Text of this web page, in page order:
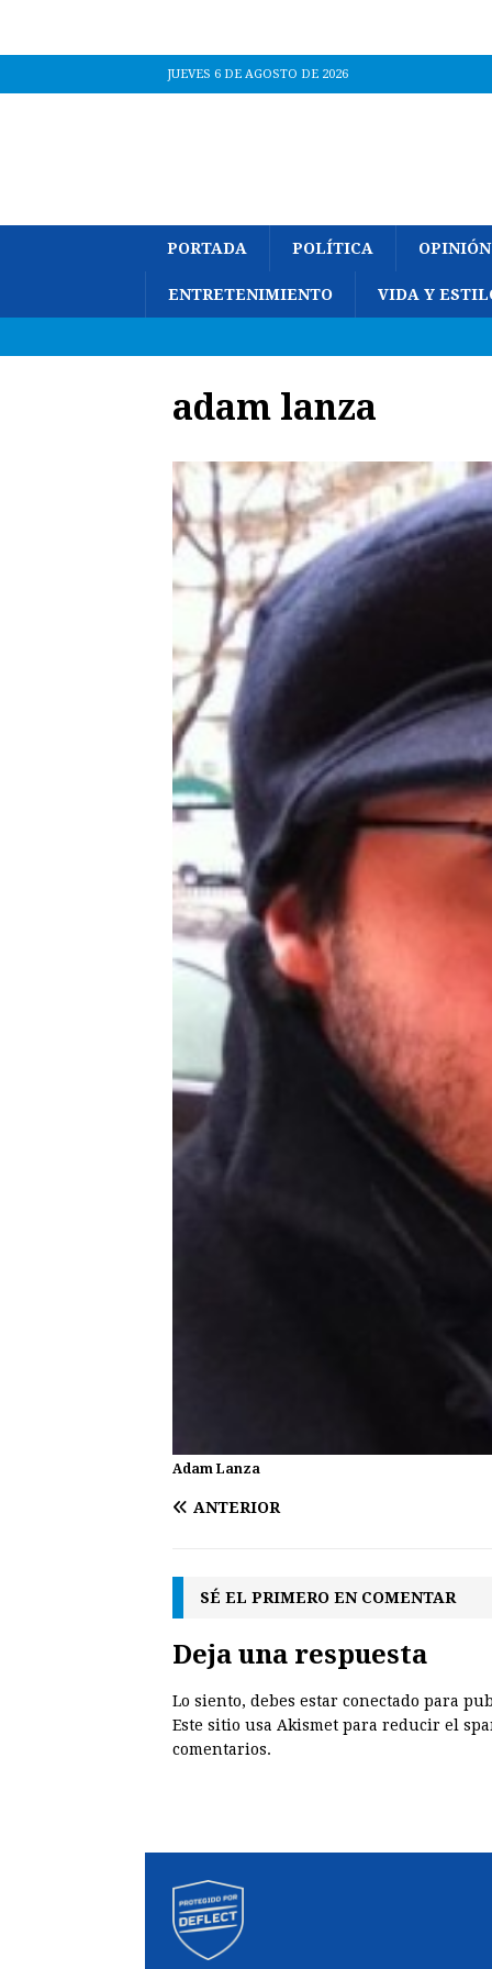
JUEVES 6 DE AGOSTO DE 2026
PORTADA POLÍTICA OPINIÓN
ENTRETENIMIENTO VIDA Y
adam lanza
Adam Lanza
ANTERIOR
SÉ EL PRIMERO EN COMENTAR
Deja una respuesta
Lo siento, debes estar conectado para
Este sitio usa Akismet para reducir el
comentarios.